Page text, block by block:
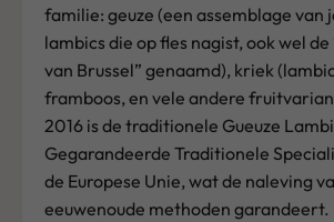
familie: geuze (een assemblage van
lambics die op fles nagist, ook wel
van Brussel” genaamd), kriek
framboos, en vele andere
2016 is de traditionele Gueuze
Gegarandeerde Traditionele
de Europese Unie, wat de naleving
eeuwenoude methoden garandeert.